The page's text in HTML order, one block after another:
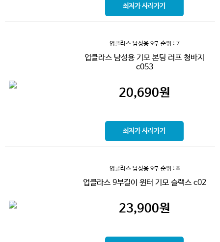
최저가 사러가기
업클라스 남성용 9부순위 : 7
업클라스 남성용 기모 본딩 러프 청바지
c053
20,690원
최저가 사러가기
업클라스 남성용 9부순위 : 8
업클라스 9부길이 윈터 기모 슬랙스 c02
23,900원